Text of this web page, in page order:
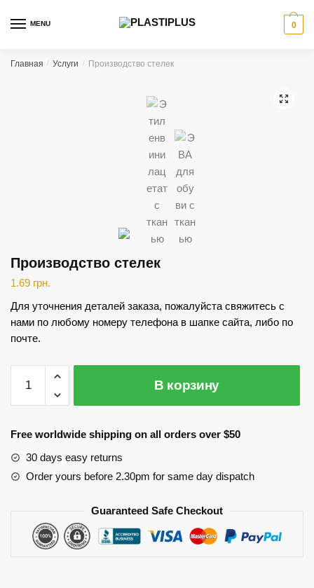
MENU 0
Главная / Услуги / Производство стелек
🔍
Производство стелек
1.69 грн.
Для уточнения деталей заказа, пожалуйста свяжитесь с
нами по любому номеру телефона в шапке сайта, либо по
почте.
Количество
Производство
стелек
В корзину
Free worldwide shipping on all orders over $50
30 days easy returns
Order yours before 2.30pm for same day dispatch
Guaranteed Safe Checkout